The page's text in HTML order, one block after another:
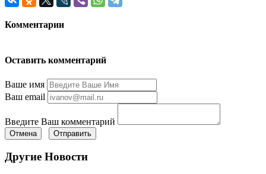
Комментарии
Оставить комментарий
Ваше имя
Ваш email
Введите Ваш комментарий
Отмена Отправить
Другие Новости